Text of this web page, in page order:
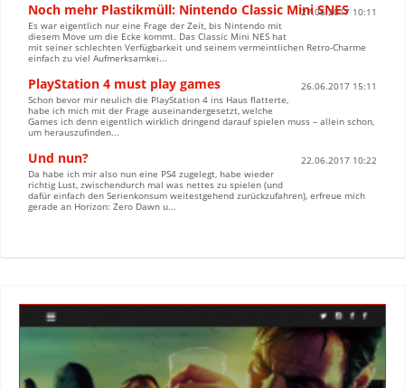
Noch mehr Plastikmüll: Nintendo Classic Mini SNES
27.06.2017 10:11
Es war eigentlich nur eine Frage der Zeit, bis Nintendo mit
diesem Move um die Ecke kommt. Das Classic Mini NES hat
mit seiner schlechten Verfügbarkeit und seinem vermeintlichen Retro-Charme
einfach zu viel Aufmerksamkei...
PlayStation 4 must play games
26.06.2017 15:11
Schon bevor mir neulich die PlayStation 4 ins Haus flatterte,
habe ich mich mit der Frage auseinandergesetzt, welche
Games ich denn eigentlich wirklich dringend darauf spielen muss – allein schon,
um herauszufinden...
Und nun?
22.06.2017 10:22
Da habe ich mir also nun eine PS4 zugelegt, habe wieder
richtig Lust, zwischendurch mal was nettes zu spielen (und
dafür einfach den Serienkonsum weitestgehend zurückzufahren), erfreue mich
gerade an Horizon: Zero Dawn u...